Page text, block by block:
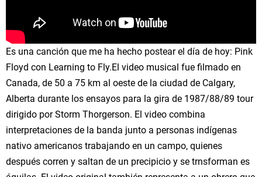
Es una canción que me ha hecho postear el día de hoy: Pink
Floyd con Learning to Fly.El video musical fue filmado en
Canada, de 50 a 75 km al oeste de la ciudad de Calgary,
Alberta durante los ensayos para la gira de 1987/88/89 tour
dirigido por Storm Thorgerson. El video combina
interpretaciones de la banda junto a personas indígenas
nativo americanos trabajando en un campo, quienes
después corren y saltan de un precipicio y se trnsforman es